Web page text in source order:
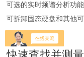
可选的实时频谱分析功
可拆卸固态硬盘和其他